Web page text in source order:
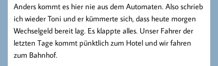
Anders kommt es hier nie aus dem Automaten. Also schrieb
ich wieder Toni und er kümmerte sich, dass heute morgen
Wechselgeld bereit lag. Es klappte alles. Unser Fahrer der
letzten Tage kommt pünktlich zum Hotel und wir fahren
zum Bahnhof.